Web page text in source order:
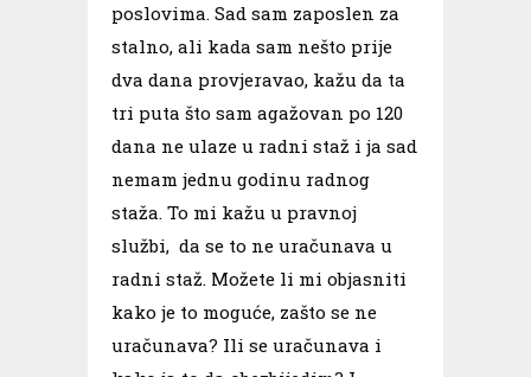
poslovima. Sad sam zaposlen za
stalno, ali kada sam nešto prije
dva dana provjeravao, kažu da ta
tri puta što sam agažovan po 120
dana ne ulaze u radni staž i ja sad
nemam jednu godinu radnog
staža. To mi kažu u pravnoj
službi, da se to ne uračunava u
radni staž. Možete li mi objasniti
kako je to moguće, zašto se ne
uračunava? Ili se uračunava i